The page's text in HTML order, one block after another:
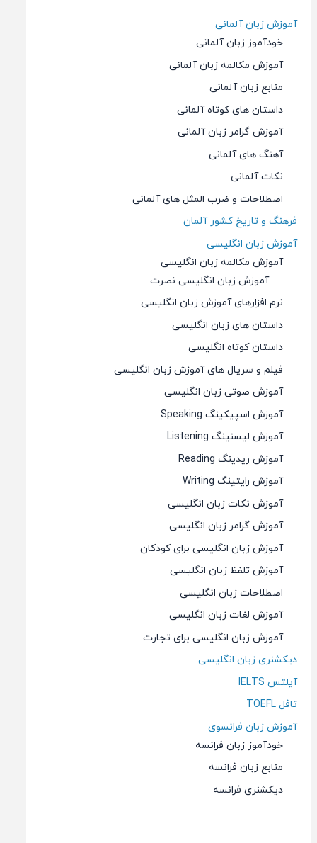
آموزش زبان آلمانی
خودآموز زبان آلمانی
آموزش مکالمه زبان آلمانی
منابع زبان آلمانی
داستان های کوتاه آلمانی
آموزش گرامر زبان آلمانی
آهنگ های آلمانی
نکات آلمانی
اصطلاحات و ضرب المثل های آلمانی
فرهنگ و تاریخ کشور آلمان
آموزش زبان انگلیسی
آموزش مکالمه زبان انگلیسی
آموزش زبان انگلیسی نصرت
نرم افزارهای آموزش زبان انگلیسی
داستان های زبان انگلیسی
داستان کوتاه انگلیسی
فیلم و سریال های آموزش زبان انگلیسی
آموزش صوتی زبان انگلیسی
آموزش اسپیکینگ Speaking
آموزش لیسنینگ Listening
آموزش ریدینگ Reading
آموزش رایتینگ Writing
آموزش نکات زبان انگلیسی
آموزش گرامر زبان انگلیسی
آموزش زبان انگلیسی برای کودکان
آموزش تلفظ زبان انگلیسی
اصطلاحات زبان انگلیسی
آموزش لغات زبان انگلیسی
آموزش زبان انگلیسی برای تجارت
دیکشنری زبان انگلیسی
آیلتس IELTS
تافل TOEFL
آموزش زبان فرانسوی
خودآموز زبان فرانسه
منابع زبان فرانسه
دیکشنری فرانسه